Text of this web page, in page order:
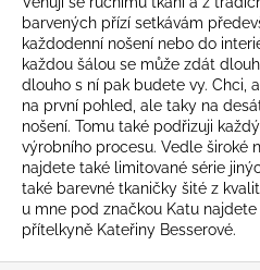
í
r
o
d
n
í
barvených přízí setkávám
každodenní nošení nebo do
každou šálou se může zdát
dlouho s ní pak budete vy. Chci,
na první pohled, ale taky na
nošení. Tomu také podřizuji
výrobního procesu. Vedle široké
najdete také limitované série
také barevné tkaničky šité z
u mne pod značkou Katu
přítelkyně Kateřiny Besserové.
D
o
p
o
r
u
č
u